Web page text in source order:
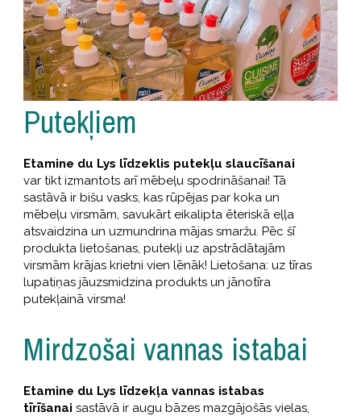
Putekļiem
Etamine du Lys līdzeklis putekļu slaucīšanai
var tikt izmantots arī mēbeļu spodrināšanai! Tā
sastāvā ir bišu vasks, kas rūpējas par koka un
mēbeļu virsmām, savukārt eikalipta ēteriskā eļļa
atsvaidzina un uzmundrina mājas smaržu. Pēc šī
produkta lietošanas, putekļi uz apstrādātajām
virsmām krājas krietni vien lēnāk! Lietošana: uz tīras
lupatiņas jāuzsmidzina produkts un jānotīra
putekļainā virsma!
Mirdzošai vannas istabai
Etamine du Lys līdzekļa vannas istabas
tīrīšanai sastāvā ir augu bāzes mazgājošās vielas,